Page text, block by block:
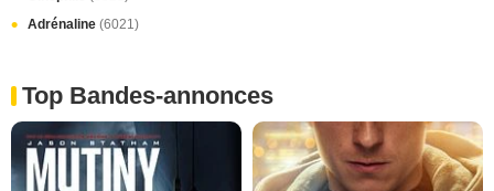
Adrénaline (6021)
Top Bandes-annonces